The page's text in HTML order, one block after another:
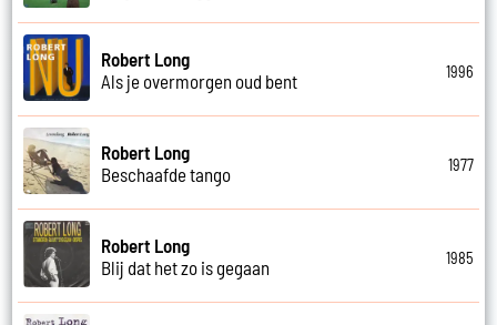
Robert Long
Als je overmorgen oud bent
1996
Robert Long
Beschaafde tango
1977
Robert Long
Blij dat het zo is gegaan
1985